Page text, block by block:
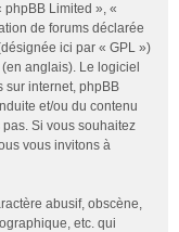
phpBB Limited », «
de forums déclarée
ici par « GPL »)
(en anglais). Le logiciel
sur internet, phpBB
et/ou du contenu
Si vous souhaitez
vous invitons à
abusif, obscène,
etc. qui